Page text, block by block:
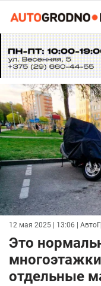
12 мая 2025 | 13:06 |
Это
отдельные